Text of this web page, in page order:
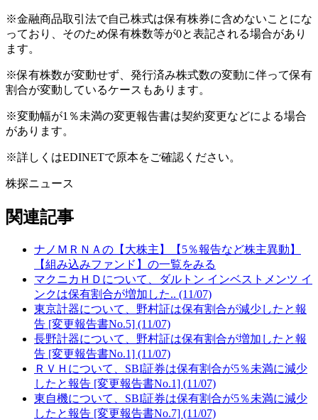
※金融商品取引法で自己株式は保有株券に含めないことにな
っており、そのため保有株数等が0と表記される場合があり
ます。
※保有株数が変動せず、発行済み株式数の変動に伴って保有
割合が変動しているケースもあります。
※変動幅が1％未満の変更報告書は契約変更などによる場合
があります。
※詳しくはEDINETで原本をご確認ください。
株探ニュース
関連記事
ナノＭＲＮＡの【大株主】【5％報告など株主異動】
【組み込みファンド】の一覧をみる
マクニカＨＤについて、ダルトン インベストメンツ イ
ンクは保有割合が増加した.. (11/07)
東京計器について、野村証は保有割合が減少したと報
告 [変更報告書No.5] (11/07)
長野計器について、野村証は保有割合が増加したと報
告 [変更報告書No.1] (11/07)
ＲＶＨについて、SBI証券は保有割合が5％未満に減少
したと報告 [変更報告書No.1] (11/07)
東自機について、SBI証券は保有割合が5％未満に減少
したと報告 [変更報告書No.7] (11/07)